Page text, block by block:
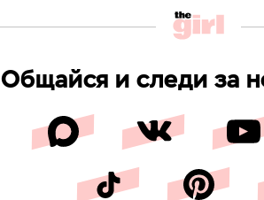
Общайся и следи за